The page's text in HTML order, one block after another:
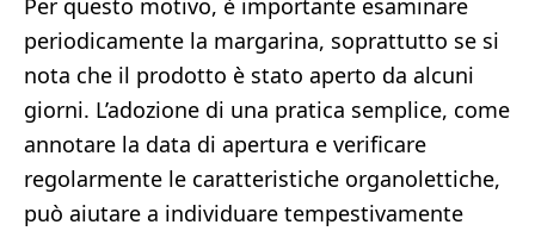
Per questo motivo, è importante esaminare
periodicamente la margarina, soprattutto se si
nota che il prodotto è stato aperto da alcuni
giorni. L’adozione di una pratica semplice, come
annotare la data di apertura e verificare
regolarmente le caratteristiche organolettiche,
può aiutare a individuare tempestivamente